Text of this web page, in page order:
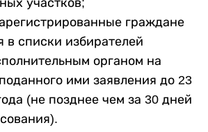
граждане
в списки избирателей
органом на
ими заявления до 23
(не позднее чем за 30 дней